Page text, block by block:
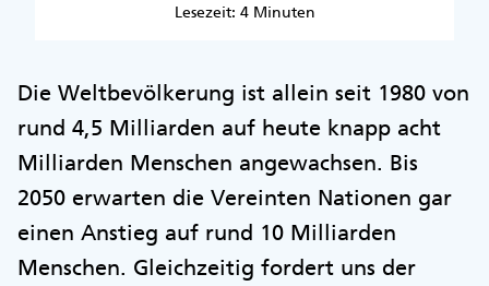
Lesezeit: 4 Minuten
Die Weltbevölkerung ist allein seit 1980 von
rund 4,5 Milliarden auf heute knapp acht
Milliarden Menschen angewachsen. Bis
2050 erwarten die Vereinten Nationen gar
einen Anstieg auf rund 10 Milliarden
Menschen. Gleichzeitig fordert uns der